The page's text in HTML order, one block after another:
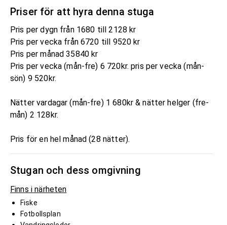
Priser för att hyra denna stuga
Pris per dygn från 1680 till 2128 kr
Pris per vecka från 6720 till 9520 kr
Pris per månad 35840 kr
Pris per vecka (mån-fre) 6 720kr. pris per vecka (mån-
sön) 9 520kr.
Nätter vardagar (mån-fre) 1 680kr & nätter helger (fre-
mån) 2 128kr.
Pris för en hel månad (28 nätter).
Stugan och dess omgivning
Finns i närheten
Fiske
Fotbollsplan